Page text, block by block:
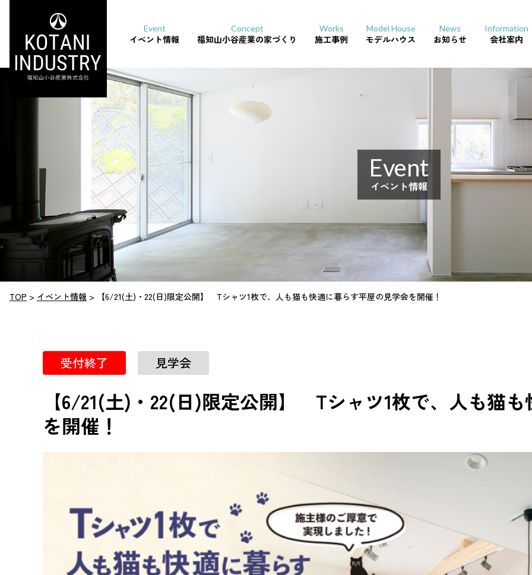
Event
イベント情報
Concept
福知山小谷産業の家づくり
Works
施工事例
Model House
モデルハウス
News
お知らせ
Information
会社案内
ホーム
イベント情報
施工事例
福知山小谷産業の家づくり
カネカのお家 ソーラーサーキット
モデルハウス
会社案内
プライバシーポリシー
中古物件を探す
Event
イベント情報
TOP > イベント情報 > 【6/21(土)・22(日)限定公開】 Tシャツ1枚で、人も猫も快適に暮らす平屋の見学会を開催！
受付終了 見学会
【6/21(土)・22(日)限定公開】 Tシャツ1枚で、人も猫
を開催！